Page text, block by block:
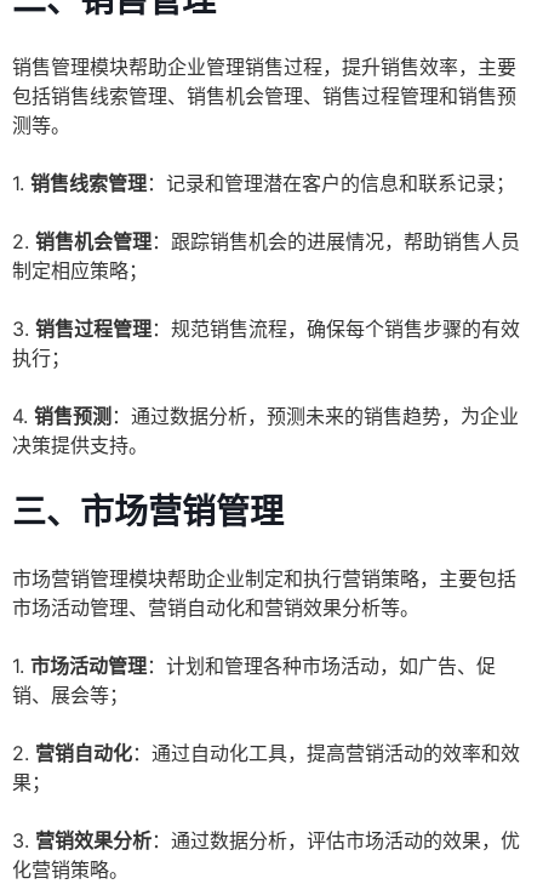
销售管理模块帮助企业管理销售过程，提升销售效率，主要
包括销售线索管理、销售机会管理、销售过程管理和销售预
测等。
1. 销售线索管理：记录和管理潜在客户的信息和联系记录；
2. 销售机会管理：跟踪销售机会的进展情况，帮助销售人员
制定相应策略；
3. 销售过程管理：规范销售流程，确保每个销售步骤的有效
执行；
4. 销售预测 ：通过数据分析，预测未来的销售趋势，为企业
决策提供支持。
三、市场营销管理
市场营销管理模块帮助企业制定和执行营销策略，主要包括
市场活动管理、营销自动化和营销效果分析等。
1. 市场活动管理：计划和管理各种市场活动，如广告、促
销、展会等；
2. 营销自动化：通过自动化工具，提高营销活动的效率和效
果；
3. 营销效果分析：通过数据分析，评估市场活动的效果，优
化营销策略。